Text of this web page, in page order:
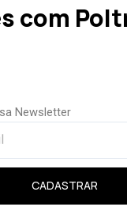
com
Newsletter
CADASTRAR